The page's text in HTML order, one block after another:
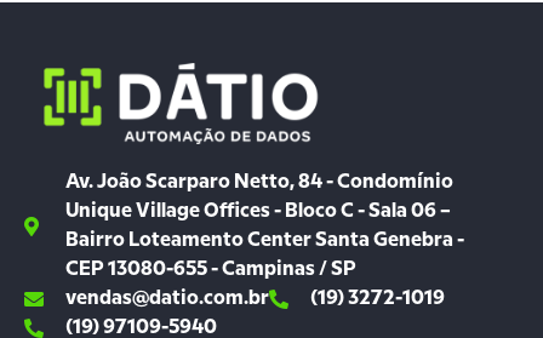
Av. João Scarparo Netto, 84 - Condomínio
Unique Village Offices - Bloco C - Sala 06 –
Bairro Loteamento Center Santa Genebra -
CEP 13080-655 - Campinas / SP
vendas@datio.com.br
(19) 3272-1019
(19) 97109-5940